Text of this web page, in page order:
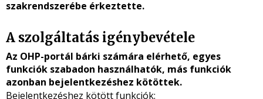
szakrendszerébe érkeztette.
A szolgáltatás igénybevétele
Az OHP-portál bárki számára elérhető, egyes
funkciók szabadon használhatók, más funkciók
azonban bejelentkezéshez kötöttek.
Bejelentkezéshez kötött funkciók: